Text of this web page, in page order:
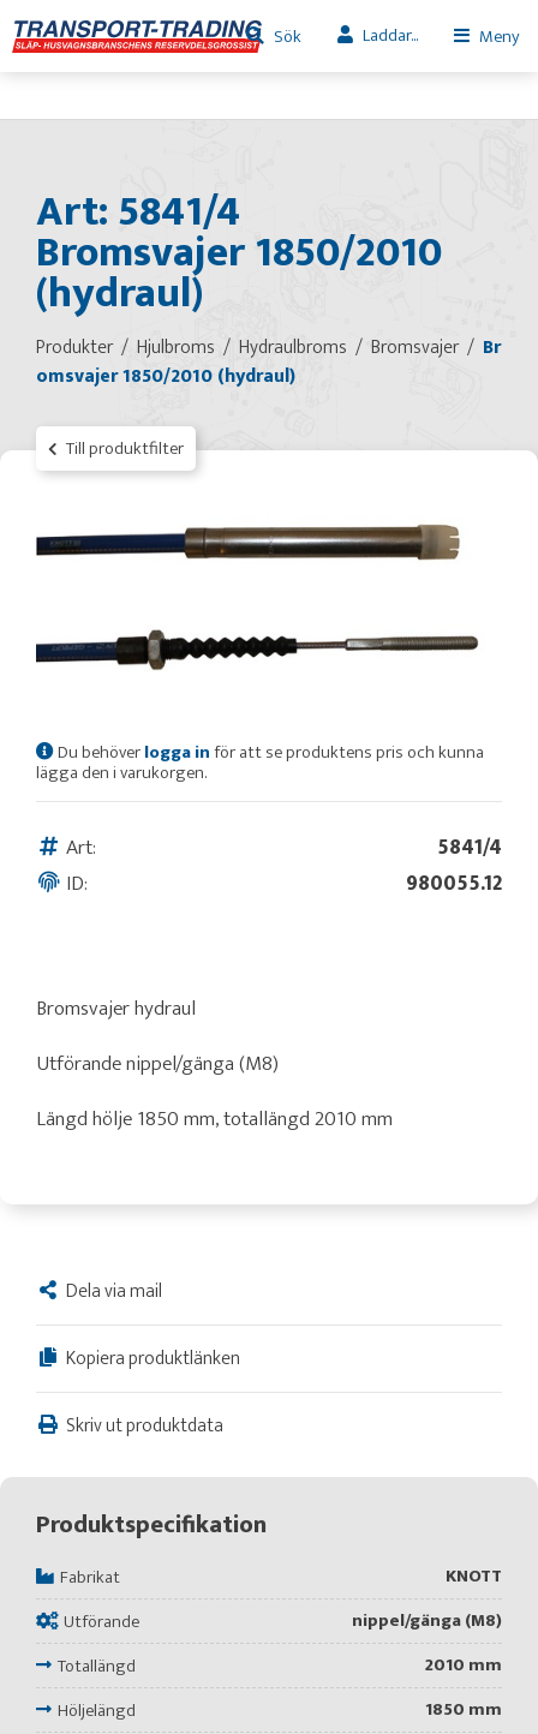
Sök Laddar... Meny
Art: 5841/4
Bromsvajer 1850/2010
(hydraul)
Produkter Hjulbroms Hydraulbroms Bromsvajer
Br
omsvajer 1850/2010 (hydraul)
Till produktfilter
Du behöverlogga inför att se produktens pris och kunna
lägga den i varukorgen.
Art:
5841/4
ID:
980055.12
Bromsvajer hydraul
Utförande nippel/gänga (M8)
Längd hölje 1850 mm, totallängd 2010 mm
Dela via mail
Kopiera produktlänken
Skriv ut produktdata
Produktspecifikation
Fabrikat
KNOTT
Utförande
nippel/gänga (M8)
Totallängd
2010 mm
Höljelängd
1850 mm